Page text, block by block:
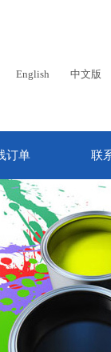
English 中文版
订单 联